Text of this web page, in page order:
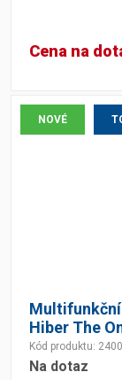
Cena na
NOVÉ
Hiber The
Kód produktu:
Na dotaz